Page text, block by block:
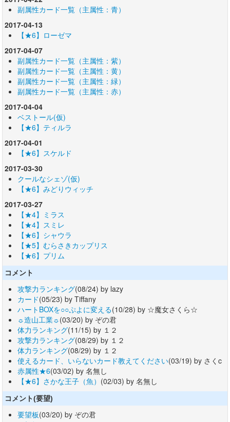
副属性カード一覧（主属性：青）
2017-04-13
【★6】ローゼマ
2017-04-07
副属性カード一覧（主属性：紫）
副属性カード一覧（主属性：黄）
副属性カード一覧（主属性：緑）
副属性カード一覧（主属性：赤）
2017-04-04
ベストール(仮)
【★6】ティルラ
2017-04-01
【★6】スケルド
2017-03-30
クールなシェゾ(仮)
【★6】みどりウィッチ
2017-03-27
【★4】ミラス
【★4】スミレ
【★6】シャウラ
【★5】むらさきカップリス
【★6】プリム
コメント
攻撃力ランキング(08/24) by lazy
カード(05/23) by Tiffany
ハートBOXを○○ぷよに変える(10/28) by ☆魔女さくら☆
☼造山工業☼(03/20) by ぞの君
体力ランキング(11/15) by １２
攻撃力ランキング(08/29) by １２
体力ランキング(08/29) by １２
使えるカード、いらないカード教えてください(03/19) by さくc
赤属性★6(03/02) by 名無し
【★6】さかな王子（魚） (02/03) by 名無し
コメント(要望)
要望板(03/20) by ぞの君